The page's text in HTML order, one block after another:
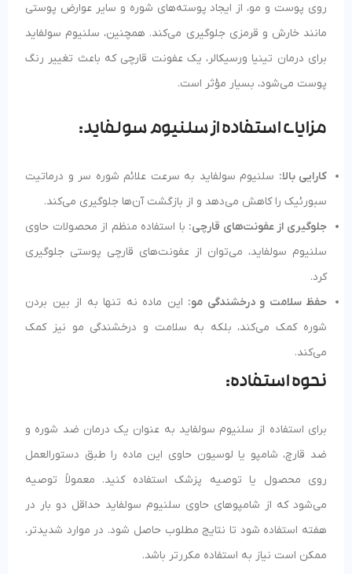
روی پوست و مو، از ایجاد پوسته‌های شوره و سایر عوارض پوستی
مانند خارش و قرمزی جلوگیری می‌کند. همچنین، سلنیوم سولفاید
برای درمان تینیا ورسیکالر، یک عفونت قارچی که باعث تغییر رنگ
پوست می‌شود، بسیار مؤثر است.
مزایای استفاده از سلنیوم سولفاید:
کارایی بالا: سلنیوم سولفاید به سرعت علائم شوره سر و درماتیت
سبورئیک را کاهش می‌دهد و از بازگشت آن‌ها جلوگیری می‌کند.
جلوگیری از عفونت‌های قارچی: با استفاده منظم از محصولات حاوی
سلنیوم سولفاید، می‌توان از عفونت‌های قارچی پوستی جلوگیری
کرد.
حفظ سلامت و درخشندگی مو: این ماده نه تنها به از بین بردن
شوره کمک می‌کند، بلکه به سلامت و درخشندگی مو نیز کمک
می‌کند.
نحوه استفاده:
برای استفاده از سلنیوم سولفاید به عنوان یک درمان ضد شوره و
ضد قارچ، شامپو یا لوسیون حاوی این ماده را طبق دستورالعمل
روی محصول یا توصیه پزشک استفاده کنید. معمولاً توصیه
می‌شود که از شامپوهای حاوی سلنیوم سولفاید حداقل دو بار در
هفته استفاده شود تا نتایج مطلوب حاصل شود. در موارد شدیدتر،
ممکن است نیاز به استفاده مکررتر باشد.